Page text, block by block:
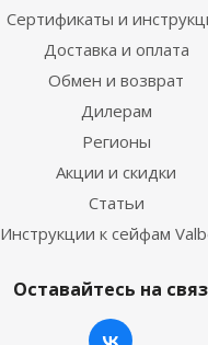
Сертификаты и
Доставка и оплата
Обмен и возврат
Дилерам
Регионы
Акции и скидки
Статьи
Инструкции к сейфам
Оставайтесь на